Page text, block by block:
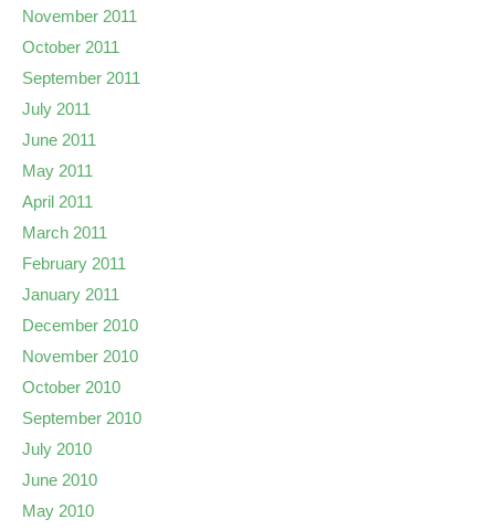
November 2011
October 2011
September 2011
July 2011
June 2011
May 2011
April 2011
March 2011
February 2011
January 2011
December 2010
November 2010
October 2010
September 2010
July 2010
June 2010
May 2010